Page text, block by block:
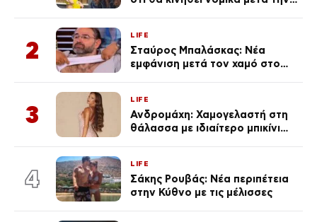
2
LIFE
Σταύρος Μπαλάσκας: Νέα
εμφάνιση μετά τον χαμό στο
3
LIFE
Ανδρομάχη: Χαμογελαστή στη
θάλασσα με ιδιαίτερο μπικίνι
4
LIFE
Σάκης Ρουβάς: Νέα περιπέτεια
στην Κύθνο με τις μέλισσες